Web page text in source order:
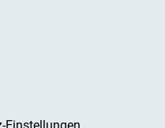
Einstellungen